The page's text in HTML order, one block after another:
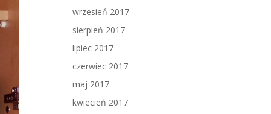
wrzesień 2017
sierpień 2017
lipiec 2017
czerwiec 2017
maj 2017
kwiecień 2017